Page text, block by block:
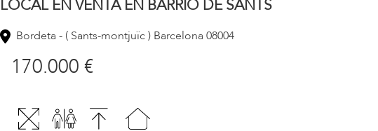
LOCAL EN VENTA EN BARRIO DE SANTS
Bordeta - ( Sants-montjuïc ) Barcelona 08004
170.000 €